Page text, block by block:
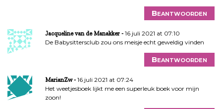
a
t
i
Beantwoorden
Jacqueline van de Manakker
16 juli 2021 at 07:10
De Babysittersclub zou ons meisje echt geweldig vinden
Beantwoorden
MarianZw
16 juli 2021 at 07:24
Het weetjesboek lijkt me een superleuk boek voor mijn
zoon!